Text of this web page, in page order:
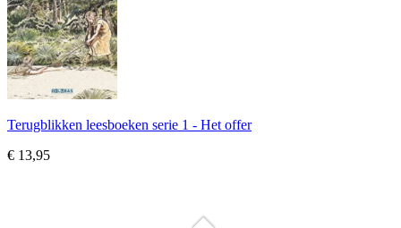
Terugblikken leesboeken serie 1 - Het offer
€ 13,95